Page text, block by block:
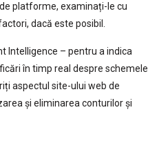
platforme, examinați-le cu
dacă este posibil.
Intelligence – pentru a indica
în timp real despre schemele
aspectul site-ului web de
și eliminarea conturilor și